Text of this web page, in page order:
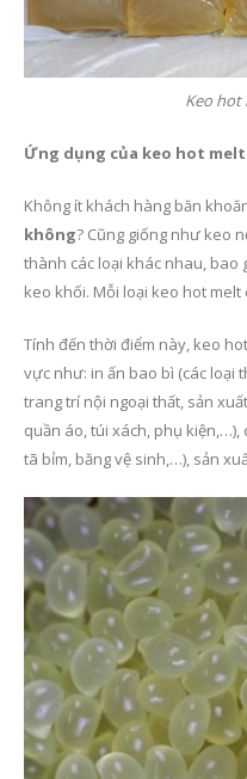
Keo hot
Ứng dụng của keo hot melt
Không ít khách hàng băn
không? Cũng giống như keo
thành các loại khác nhau, bao
keo khối. Mỗi loại keo hot
Tính đến thời điểm này, keo
vực như: in ấn bao bì (các loại
trang trí nội ngoại thất, sản
quần áo, túi xách, phụ kiện,…),
tã bỉm, băng vệ sinh,…), sản